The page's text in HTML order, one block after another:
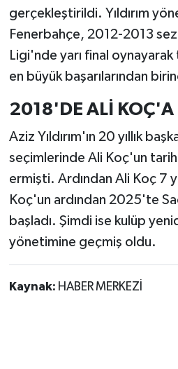
gerçekleştirildi. Yıldırım
Fenerbahçe, 2012-2013
Ligi'nde yarı final
en büyük başarılarından
2018'DE ALİ KOÇ'A
Aziz Yıldırım'ın 20 yıllık
seçimlerinde Ali Koç'un
ermişti. Ardından Ali Koç 7
Koç'un ardından 2025'te
başladı. Şimdi ise kulüp
yönetimine geçmiş oldu.
Kaynak: HABER MERKEZİ